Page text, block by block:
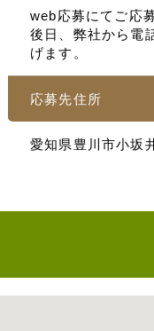
web応募にてご応
後日、弊社から電
げます。
応募先住所
愛知県豊川市小坂